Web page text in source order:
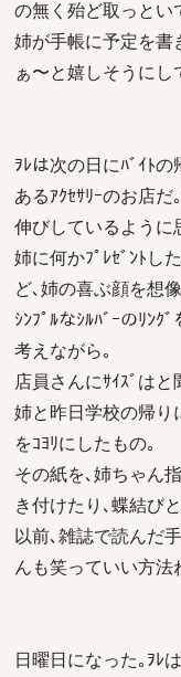
の無く殆ど取っとい
姉が手帳に予定を書
ぁ〜と嬉しそうにし
ｦﾚは次の日にﾊﾞｲﾄ
あるｱｸｾｻﾘｰのお店
伸びしているように
姉に何かﾌﾟﾚｾﾞﾝﾄし
ど､姉の喜ぶ顔を想
ｼﾝﾌﾟﾙなｼﾙﾊﾞｰのﾘﾝｸ
考えながら｡
店員さんにｻｲｽﾞは
姉と昨日学校の帰り
をｺﾖﾘにしたもの｡
その紙を､姉ちゃん
き付けたり､蝶結び
以前､雑誌で読んだ
んも笑っていい方法
日曜日になった｡ｦﾚ